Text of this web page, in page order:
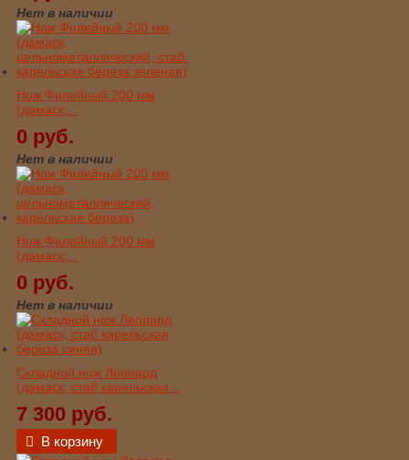
Нет в наличии
Нож Филейный 200 мм
(дамаск,...
0 руб.
Нет в наличии
Нож Филейный 200 мм
(дамаск,...
0 руб.
Нет в наличии
Складной нож Леопард
(дамаск, стаб карельская...
7 300 руб.
В корзину